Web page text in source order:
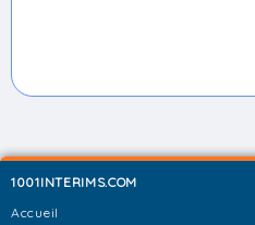
1001INTERIMS.COM
Accueil